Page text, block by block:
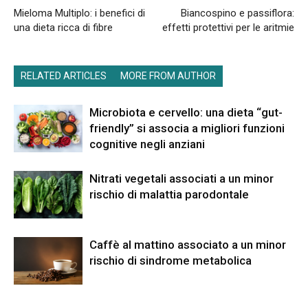
Mieloma Multiplo: i benefici di
una dieta ricca di fibre
Biancospino e passiflora:
effetti protettivi per le aritmie
RELATED ARTICLES MORE FROM AUTHOR
Microbiota e cervello: una dieta “gut-
friendly” si associa a migliori funzioni
cognitive negli anziani
Nitrati vegetali associati a un minor
rischio di malattia parodontale
Caffè al mattino associato a un minor
rischio di sindrome metabolica